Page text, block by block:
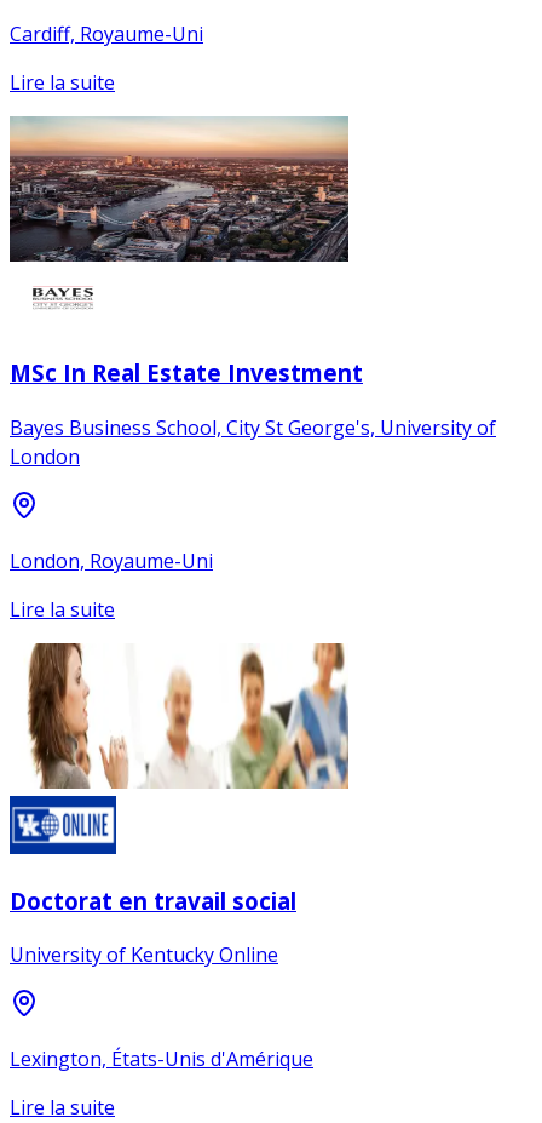
Cardiff, Royaume-Uni
Lire la suite
MSc In Real Estate Investment
Bayes Business School, City St George's, University of
London
London, Royaume-Uni
Lire la suite
Doctorat en travail social
University of Kentucky Online
Lexington, États-Unis d'Amérique
Lire la suite